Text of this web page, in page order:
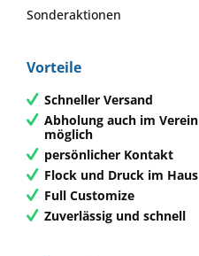
Sonderaktionen
Vorteile
Schneller Versand
Abholung auch im Verein
möglich
persönlicher Kontakt
Flock und Druck im Haus
Full Customize
Zuverlässig und schnell